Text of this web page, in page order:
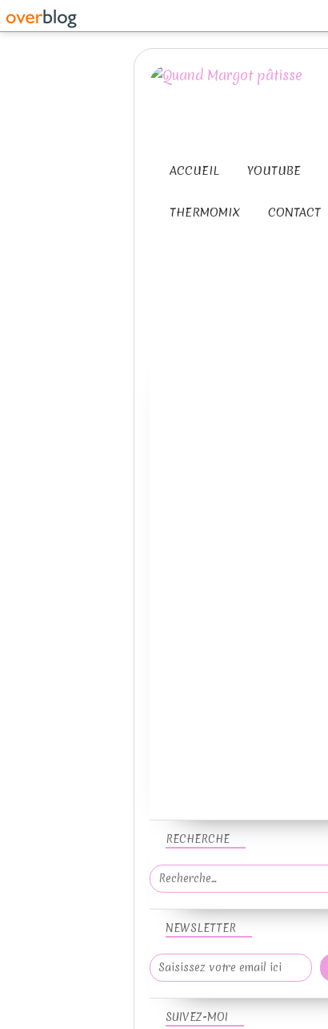
ACCUEIL YOUTUBE
THERMOMIX CONTACT
NEWSLETTER
SUIVEZ-MOI
RECHERCHE